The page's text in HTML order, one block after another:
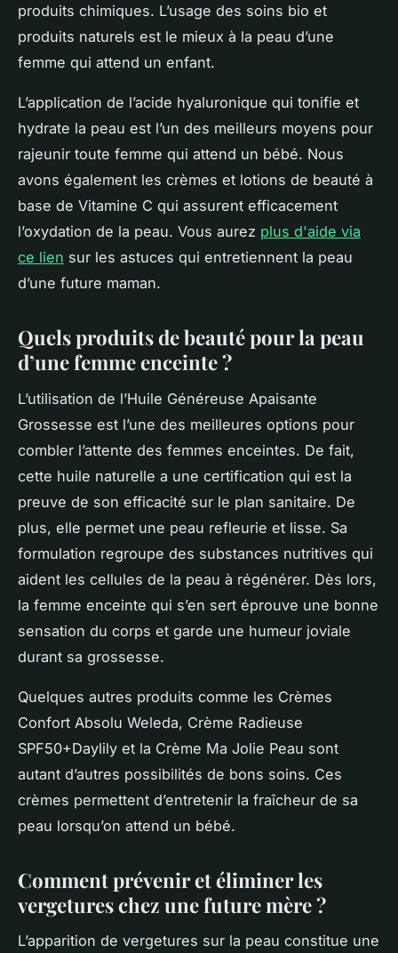
produits chimiques. L’usage des soins bio et
produits naturels est le mieux à la peau d’une
femme qui attend un enfant.
L’application de l’acide hyaluronique qui tonifie et
hydrate la peau est l’un des meilleurs moyens pour
rajeunir toute femme qui attend un bébé. Nous
avons également les crèmes et lotions de beauté à
base de Vitamine C qui assurent efficacement
l’oxydation de la peau. Vous aurez plus d'aide via
ce lien sur les astuces qui entretiennent la peau
d’une future maman.
Quels produits de beauté pour la peau
d’une femme enceinte ?
L’utilisation de l’Huile Généreuse Apaisante
Grossesse est l’une des meilleures options pour
combler l’attente des femmes enceintes. De fait,
cette huile naturelle a une certification qui est la
preuve de son efficacité sur le plan sanitaire. De
plus, elle permet une peau refleurie et lisse. Sa
formulation regroupe des substances nutritives qui
aident les cellules de la peau à régénérer. Dès lors,
la femme enceinte qui s’en sert éprouve une bonne
sensation du corps et garde une humeur joviale
durant sa grossesse.
Quelques autres produits comme les Crèmes
Confort Absolu Weleda, Crème Radieuse
SPF50+Daylily et la Crème Ma Jolie Peau sont
autant d’autres possibilités de bons soins. Ces
crèmes permettent d’entretenir la fraîcheur de sa
peau lorsqu’on attend un bébé.
Comment prévenir et éliminer les
vergetures chez une future mère ?
L’apparition de vergetures sur la peau constitue une